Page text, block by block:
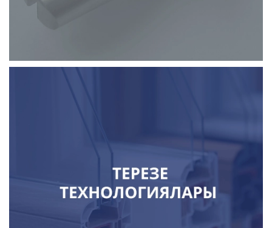
жиынтықтауыштар
жарық өткізгіш мөлдір конструкциялар < li>
күннен қорғайтын жүйелер
қақпа және автоматика